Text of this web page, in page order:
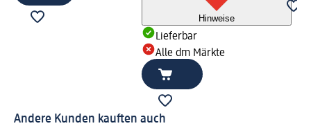
Hinweise
Lieferbar
Alle dm Märkte
Andere Kunden kauften auch